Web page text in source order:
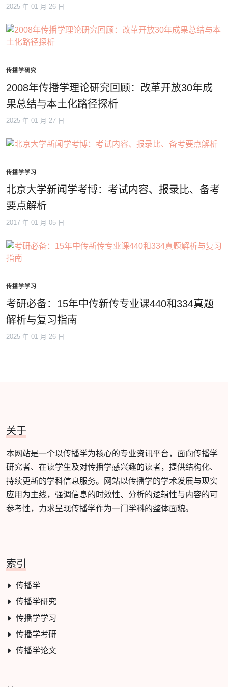
2025 年 01 月 26 日
传播学研究
2008年传播学理论研究回顾：改革开放30年成
果总结与本土化路径探析
2025 年 01 月 27 日
传播学学习
北京大学新闻学考博：考试内容、报录比、备考
要点解析
2017 年 01 月 05 日
传播学学习
考研必备：15年中传新传专业课440和334真题
解析与复习指南
2025 年 01 月 26 日
关于
本网站是一个以传播学为核心的专业资讯平台，面向传播学
研究者、在读学生及对传播学感兴趣的读者，提供结构化、
持续更新的学科信息服务。网站以传播学的学术发展与现实
应用为主线，强调信息的时效性、分析的逻辑性与内容的可
参考性，力求呈现传播学作为一门学科的整体面貌。
索引
传播学
传播学研究
传播学学习
传播学考研
传播学论文